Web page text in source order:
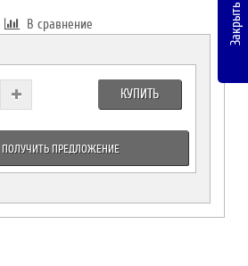
В сравнение
КУПИТЬ
ПОЛУЧИТЬ ПРЕДЛОЖЕНИЕ
Закрыть